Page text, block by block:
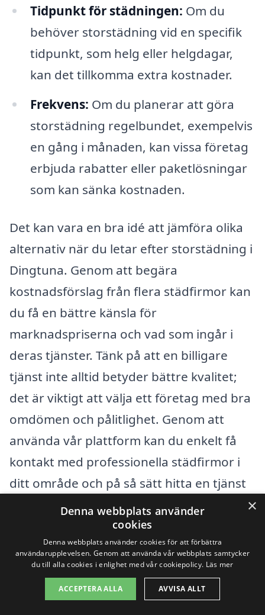
Tidpunkt för städningen: Om du
behöver storstädning vid en specifik
tidpunkt, som helg eller helgdagar,
kan det tillkomma extra kostnader.
Frekvens: Om du planerar att göra
storstädning regelbundet, exempelvis
en gång i månaden, kan vissa företag
erbjuda rabatter eller paketlösningar
som kan sänka kostnaden.
Det kan vara en bra idé att jämföra olika
alternativ när du letar efter storstädning i
Dingtuna. Genom att begära
kostnadsförslag från flera städfirmor kan
du få en bättre känsla för
marknadspriserna och vad som ingår i
deras tjänster. Tänk på att en billigare
tjänst inte alltid betyder bättre kvalitet;
det är viktigt att välja ett företag med bra
omdömen och pålitlighet. Genom att
använda vår plattform kan du enkelt få
kontakt med professionella städfirmor i
ditt område och på så sätt hitta en tjänst
som passar både dina behov och din
Få 3 erbjudanden, gratis och utan
förpliktelser
×
Denna webbplats använder
cookies
Denna webbplats använder cookies för att förbättra
användarupplevelsen. Genom att använda vår webbplats samtycker
du till alla cookies i enlighet med vår cookiepolicy. Läs mer
ACCEPTERA ALLA AVVISA ALLT